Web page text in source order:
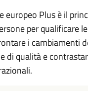
europeo Plus è il
per qualificare
i cambiamenti
di qualità e